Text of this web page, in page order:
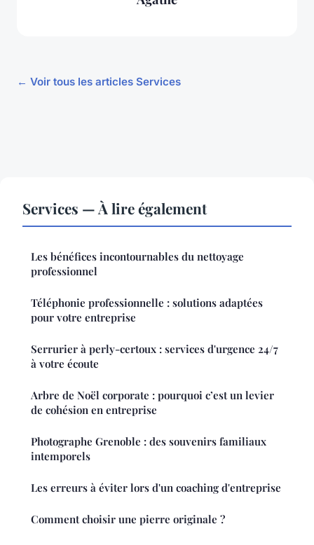
← Voir tous les articles Services
Services — À lire également
Les bénéfices incontournables du nettoyage
professionnel
Téléphonie professionnelle : solutions adaptées
pour votre entreprise
Serrurier à perly-certoux : services d'urgence 24/7
à votre écoute
Arbre de Noël corporate : pourquoi c’est un levier
de cohésion en entreprise
Photographe Grenoble : des souvenirs familiaux
intemporels
Les erreurs à éviter lors d'un coaching d'entreprise
Comment choisir une pierre originale ?